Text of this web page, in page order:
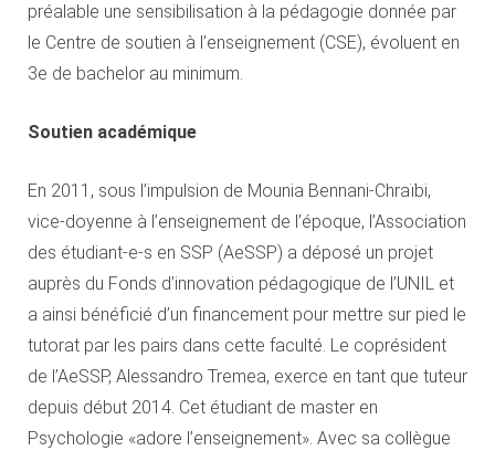
préalable une sensibilisation à la pédagogie donnée par
le Centre de soutien à l’enseignement (CSE), évoluent en
3e de bachelor au minimum.
Soutien académique
En 2011, sous l’impulsion de Mounia Bennani-Chraïbi,
vice-doyenne à l’enseignement de l’époque, l’Association
des étudiant-e-s en SSP (AeSSP) a déposé un projet
auprès du Fonds d’innovation pédagogique de l’UNIL et
a ainsi bénéficié d’un financement pour mettre sur pied le
tutorat par les pairs dans cette faculté. Le coprésident
de l’AeSSP, Alessandro Tremea, exerce en tant que tuteur
depuis début 2014. Cet étudiant de master en
Psychologie «adore l’enseignement». Avec sa collègue